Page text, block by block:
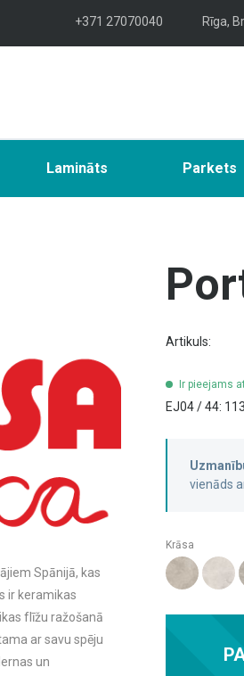
+371 27070040 Rīga,
Lamināts Parkets
Spānijā, kas
ir keramikas
flīžu ražošanā
ar savu spēju
un
Artikuls:
Ir pieejams
EJ04 / 44:
vienāds
Krāsa